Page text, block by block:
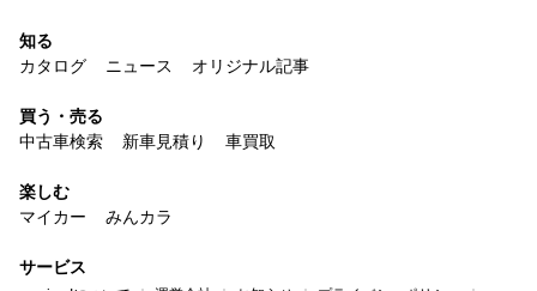
知る
カタログ
ニュース オリジナル記事
買う・売る
中古車検索
新車見積り 車買取
楽しむ
マイカー
みんカラ
サービス